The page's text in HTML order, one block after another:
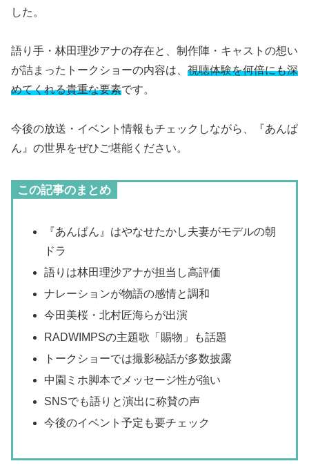
した。
語り手・林田理沙アナの存在と、制作陣・キャストの想い
が詰まったトークショーの内容は、 視聴体験を何倍にも深
めてくれる貴重な要素です。
今後の放送・イベント情報もチェックしながら、『あんぱ
ん』の世界をぜひご堪能ください。
この記事のまとめ
『あんぱん』はやなせたかし夫妻がモデルの朝
ドラ
語りは林田理沙アナが担当し高評価
ナレーションが物語の感情と調和
今田美桜・北村匠海らが出演
RADWIMPSの主題歌「賜物」も話題
トークショーでは撮影秘話が多数披露
中園ミホ脚本でメッセージ性が強い
SNSでも語りと演出に称賛の声
今後のイベント予定も要チェック